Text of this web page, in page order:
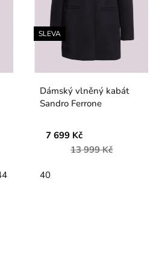
SLEVA
Dámský vlněný kabát
Sandro Ferrone
7 699 Kč
13 999 Kč
40